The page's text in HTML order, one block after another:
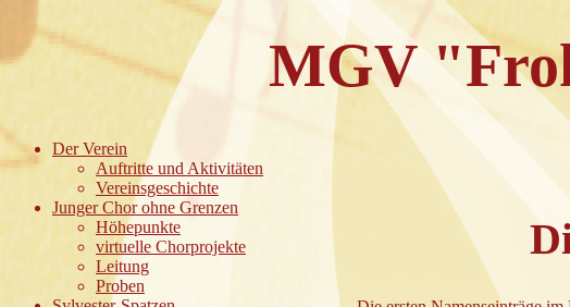
MGV
Der Verein
Auftritte und Aktivitäten
Vereinsgeschichte
Junger Chor ohne Grenzen
Höhepunkte
virtuelle Chorprojekte
Leitung
Proben